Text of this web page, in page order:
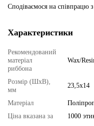
Сподіваємося на співпрацю
Характеристики
Рекомендований
матеріал
риббона
Wax/
Розмір (ШхВ),
мм
23,5х14
Матеріал
Ціна вказана за
1000